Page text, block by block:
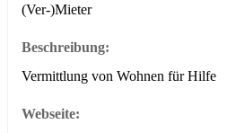
(Ver-)Mieter
Beschreibung:
Vermittlung von Wohnen für Hilfe
Webseite: